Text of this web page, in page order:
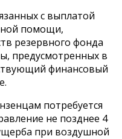
с выплатой
помощи,
резервного фонда
предусмотренных в
финансовый
потребуется
не позднее 4
при воздушной